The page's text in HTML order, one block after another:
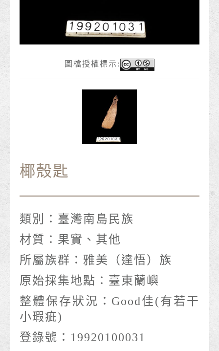
圖檔授權標示:
椰殼匙
類別： 臺灣南島民族
材質： 果實、其他
所屬族群： 雅美（達悟）族
原始採集地點： 臺東蘭嶼
整體保存狀況： Good佳(有若干
小瑕疵)
登錄號： 19920100031